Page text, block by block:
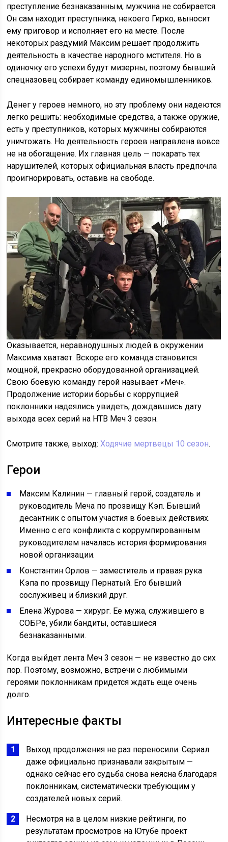
преступление безнаказанным, мужчина не собирается.
Он сам находит преступника, некоего Гирко, выносит
ему приговор и исполняет его на месте. После
некоторых раздумий Максим решает продолжить
деятельность в качестве народного мстителя. Но в
одиночку его успехи будут мизерны, поэтому бывший
спецназовец собирает команду единомышленников.
Денег у героев немного, но эту проблему они надеются
легко решить: необходимые средства, а также оружие,
есть у преступников, которых мужчины собираются
уничтожать. Но деятельность героев направлена вовсе
не на обогащение. Их главная цель — покарать тех
нарушителей, которых официальная власть предпочла
проигнорировать, оставив на свободе.
Оказывается, неравнодушных людей в окружении
Максима хватает. Вскоре его команда становится
мощной, прекрасно оборудованной организацией.
Свою боевую команду герой называет «Меч».
Продолжение истории борьбы с коррупцией
поклонники надеялись увидеть, дождавшись дату
выхода всех серий на НТВ Меч 3 сезон.
Смотрите также, выход:Ходячие мертвецы 10 сезон.
Герои
Максим Калинин — главный герой, создатель и
руководитель Меча по прозвищу Кэп. Бывший
десантник с опытом участия в боевых действиях.
Именно с его конфликта с коррумпированным
руководителем началась история формирования
новой организации.
Константин Орлов — заместитель и правая рука
Кэпа по прозвищу Пернатый. Его бывший
сослуживец и близкий друг.
Елена Журова — хирург. Ее мужа, служившего в
СОБРе, убили бандиты, оставшиеся
безнаказанными.
Когда выйдет лента Меч 3 сезон — не известно до сих
пор. Поэтому, возможно, встречи с любимыми
героями поклонникам придется ждать еще очень
долго.
Интересные факты
Выход продолжения не раз переносили. Сериал
даже официально признавали закрытым —
однако сейчас его судьба снова неясна благодаря
поклонникам, систематически требующим у
создателей новых серий.
Несмотря на в целом низкие рейтинги, по
результатам просмотров на Ютубе проект